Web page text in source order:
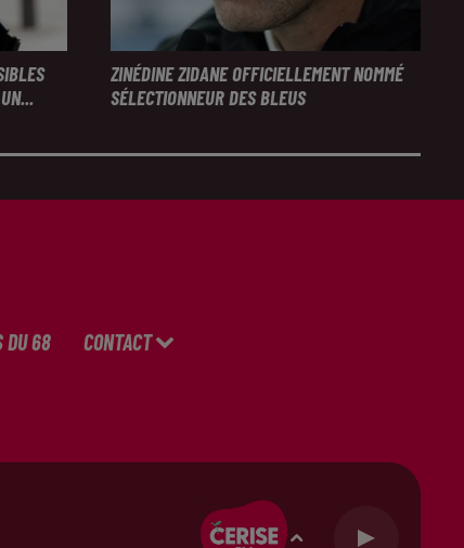
ZINÉDINE ZIDANE OFFICIELLEMENT NOMMÉ
SÉLECTIONNEUR DES BLEUS
DU 68 CONTACT